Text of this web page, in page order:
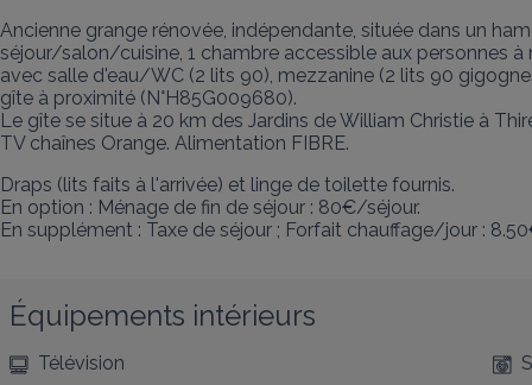
Ancienne grange rénovée, indépendante, située dans un
séjour/salon/cuisine, 1 chambre accessible aux personnes
avec salle d'eau/WC (2 lits 90), mezzanine (2 lits 90
gîte à proximité (N°H85G009680).
Le gîte se situe à 20 km des Jardins de William Christie à
TV chaînes Orange. Alimentation FIBRE.
Draps (lits faits à l'arrivée) et linge de toilette fournis.
En option : Ménage de fin de séjour : 80€/séjour.
En supplément : Taxe de séjour ; Forfait chauffage/jour :
Équipements intérieurs
Télévision